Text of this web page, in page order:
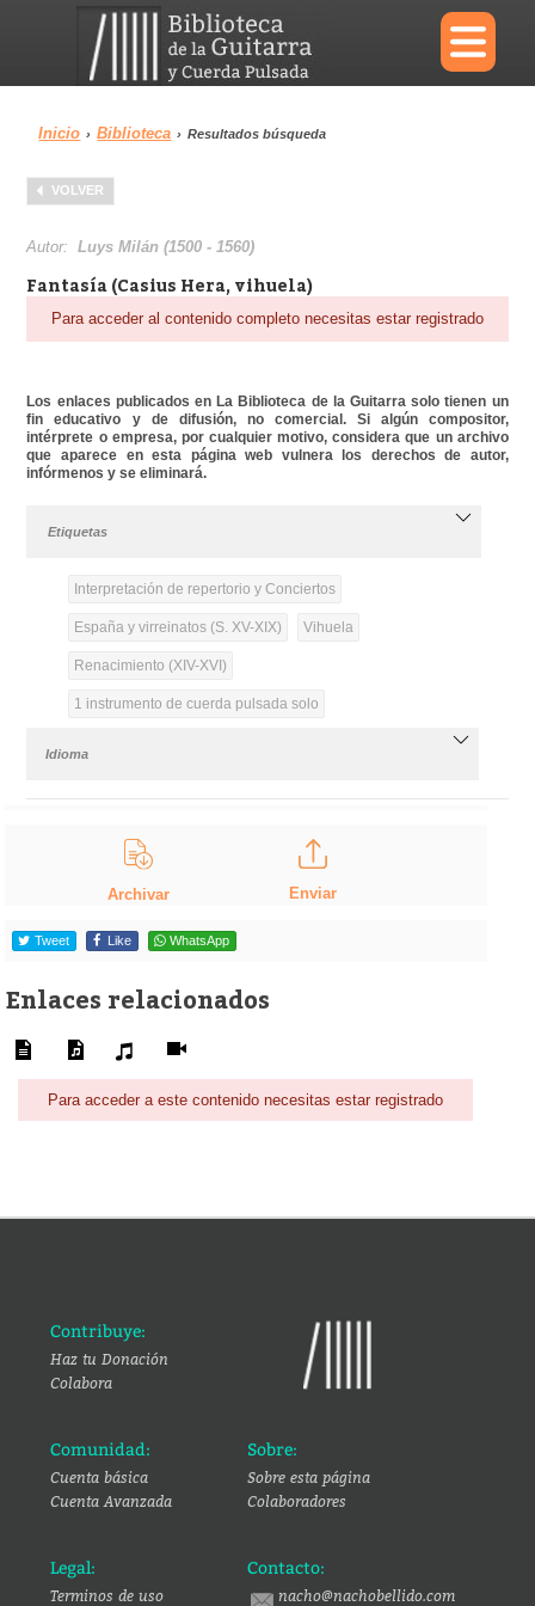
×
Menu
Biblioteca
Inicio › Biblioteca › Resultados búsqueda
VOLVER
Autor:Luys Milán (1500 - 1560)
Fantasía (Casius Hera, vihuela)
Para acceder al contenido completo necesitas estar registrado
Los enlaces publicados en La Biblioteca de la Guitarra solo tienen un
fin educativo y de difusión, no comercial. Si algún compositor,
intérprete o empresa, por cualquier motivo, considera que un archivo
que aparece en esta página web vulnera los derechos de autor,
infórmenos y se eliminará.
Etiquetas
Interpretación de repertorio y Conciertos
España y virreinatos (S. XV-XIX) Vihuela
Renacimiento (XIV-XVI)
1 instrumento de cuerda pulsada solo
Idioma
Archivar Enviar
Tweet Like WhatsApp
Enlaces relacionados
Para acceder a este contenido necesitas estar registrado
Contribuye:
Haz tu Donación
Colabora
Comunidad:
Cuenta básica
Cuenta Avanzada
Sobre:
Sobre esta página
Colaboradores
Legal:
Terminos de uso
Contacto:
nacho@nachobellido.com